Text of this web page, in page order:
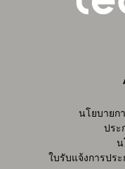
นโยบายก
ประ
น
ใบรับแจ้งการปร